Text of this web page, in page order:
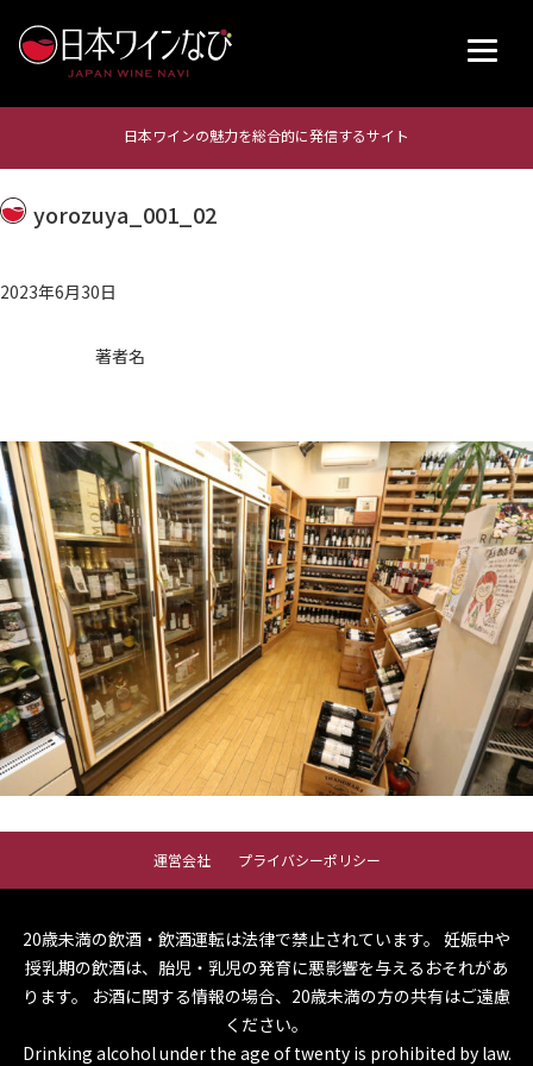
日本ワインの魅力を総合的に発信するサイト
yorozuya_001_02
2023年6月30日
著者名
運営会社 プライバシーポリシー
20歳未満の飲酒・飲酒運転は法律で禁止されています。 妊娠中や
授乳期の飲酒は、胎児・乳児の発育に悪影響を与えるおそれがあ
ります。
お酒に関する情報の場合、20歳未満の方の共有はご遠慮
ください。
Drinking alcohol under the age of twenty is prohibited by law.